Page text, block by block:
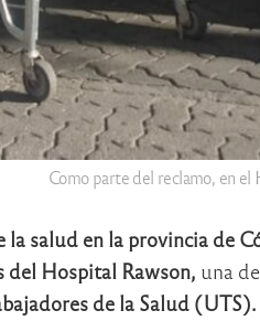
Como parte del reclamo, en el
salud en la provincia de
del Hospital Rawson, una
de la Salud (UTS).